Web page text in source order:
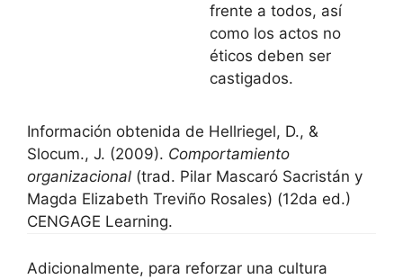
frente a todos, así
como los actos no
éticos deben ser
castigados.
Información obtenida de Hellriegel, D., &
Slocum., J. (2009). Comportamiento
organizacional (trad. Pilar Mascaró Sacristán y
Magda Elizabeth Treviño Rosales) (12da ed.)
CENGAGE Learning.
Adicionalmente, para reforzar una cultura